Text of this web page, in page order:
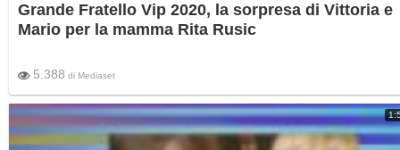
Grande Fratello Vip 2020, la sorpresa di Vittoria e
Mario per la mamma Rita Rusic
5.388 di Mediaset